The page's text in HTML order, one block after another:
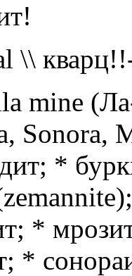
\\
mine
Sonora,
*
*
*